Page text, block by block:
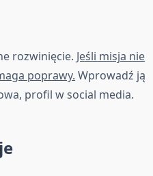
rozwinięcie. Jeśli misja nie
poprawy. Wprowadź ją
profil w social media.